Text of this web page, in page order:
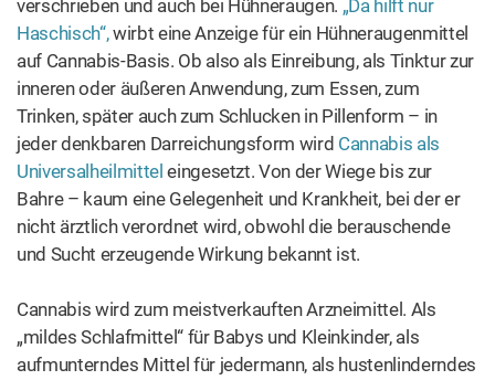
Universalheilmitteleingesetzt. Von der Wiege bis zur
Bahre – kaum eine Gelegenheit und Krankheit, bei der er
nicht ärztlich verordnet wird, obwohl die berauschende
und Sucht erzeugende Wirkung bekannt ist.
Cannabis wird zum meistverkauften Arzneimittel. Als
„mildes Schlafmittel“ für Babys und Kleinkinder, als
aufmunterndes Mittel für jedermann, als hustenlinderndes
Mittel bei Tuberkulose und schließlich, um beim Deutsch-
Französischen Krieg 1870–1871 Leistungsfähigkeit,
stärken – oder damit sie die schlimmen Kriegserlebnisse
besser verarbeiten können.